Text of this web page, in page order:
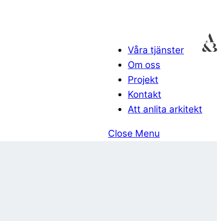
Våra tjänster
Om oss
Projekt
Kontakt
Att anlita arkitekt
Close Menu